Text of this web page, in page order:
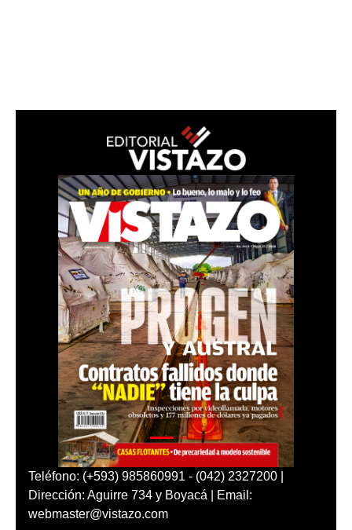
Teléfono: (+593) 985860991 - (042) 2327200 |
Dirección: Aguirre 734 y Boyacá | Email:
webmaster@vistazo.com